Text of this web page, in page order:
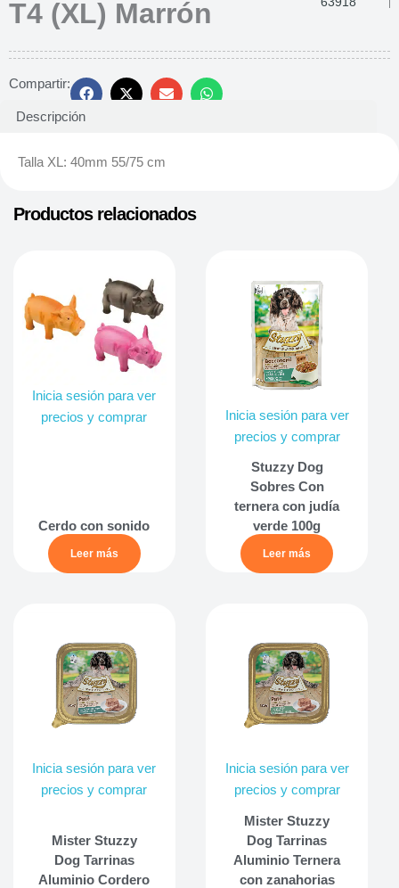
T4 (XL) Marrón
Compartir:
Descripción
Talla XL: 40mm 55/75 cm
Productos relacionados
Inicia sesión para ver
precios y comprar
Cerdo con sonido
Leer más
Inicia sesión para ver
precios y comprar
Stuzzy Dog
Sobres Con
ternera con judía
verde 100g
Leer más
Inicia sesión para ver
precios y comprar
Mister Stuzzy
Dog Tarrinas
Aluminio Cordero
Inicia sesión para ver
precios y comprar
Mister Stuzzy
Dog Tarrinas
Aluminio Ternera
con zanahorias